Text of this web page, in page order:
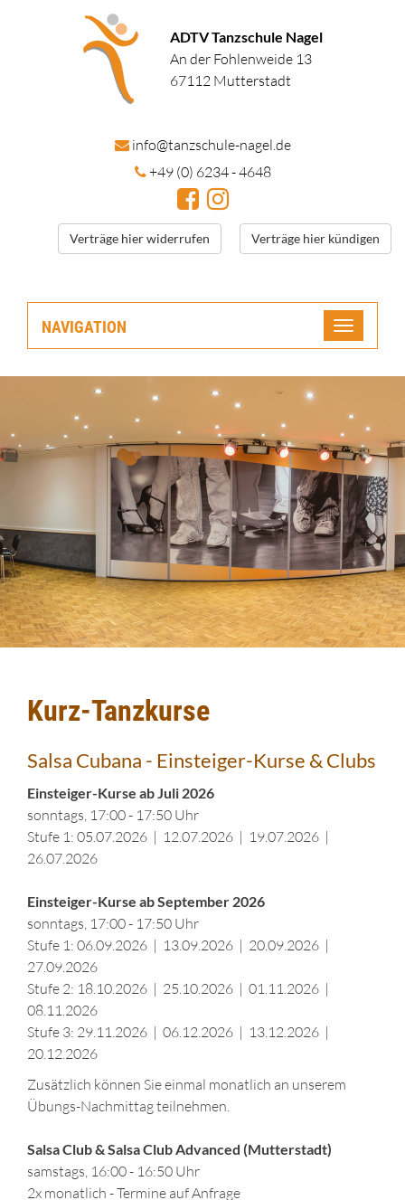
ADTV Tanzschule Nagel
An der Fohlenweide 13
67112 Mutterstadt
info@tanzschule-nagel.de
+49 (0) 6234 - 4648
Verträge hier widerrufen Verträge hier kündigen
NAVIGATION
Toggle
Kurz-Tanzkurse
Salsa Cubana - Einsteiger-Kurse & Clubs
Einsteiger-Kurse ab Juli 2026
sonntags, 17:00 - 17:50 Uhr
Stufe 1: 05.07.2026 | 12.07.2026 | 19.07.2026 |
26.07.2026
Einsteiger-Kurse ab September 2026
sonntags, 17:00 - 17:50 Uhr
Stufe 1: 06.09.2026 | 13.09.2026 | 20.09.2026 |
27.09.2026
Stufe 2: 18.10.2026 | 25.10.2026 | 01.11.2026 |
08.11.2026
Stufe 3: 29.11.2026 | 06.12.2026 | 13.12.2026 |
20.12.2026
Zusätzlich können Sie einmal monatlich an unserem
Übungs-Nachmittag teilnehmen.
Salsa Club & Salsa Club Advanced (Mutterstadt)
samstags, 16:00 - 16:50 Uhr
2x monatlich - Termine auf Anfrage